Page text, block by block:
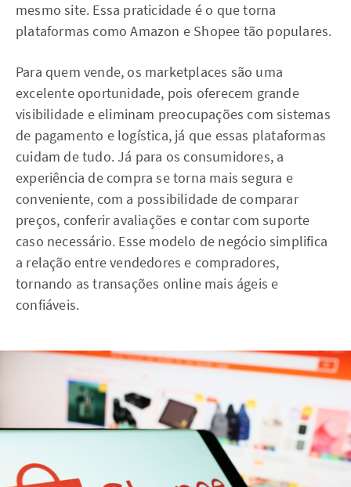
mesmo site. Essa praticidade é o que torna
plataformas como Amazon e Shopee tão populares.
Para quem vende, os marketplaces são uma
excelente oportunidade, pois oferecem grande
visibilidade e eliminam preocupações com sistemas
de pagamento e logística, já que essas plataformas
cuidam de tudo. Já para os consumidores, a
experiência de compra se torna mais segura e
conveniente, com a possibilidade de comparar
preços, conferir avaliações e contar com suporte
caso necessário. Esse modelo de negócio simplifica
a relação entre vendedores e compradores,
tornando as transações online mais ágeis e
confiáveis.